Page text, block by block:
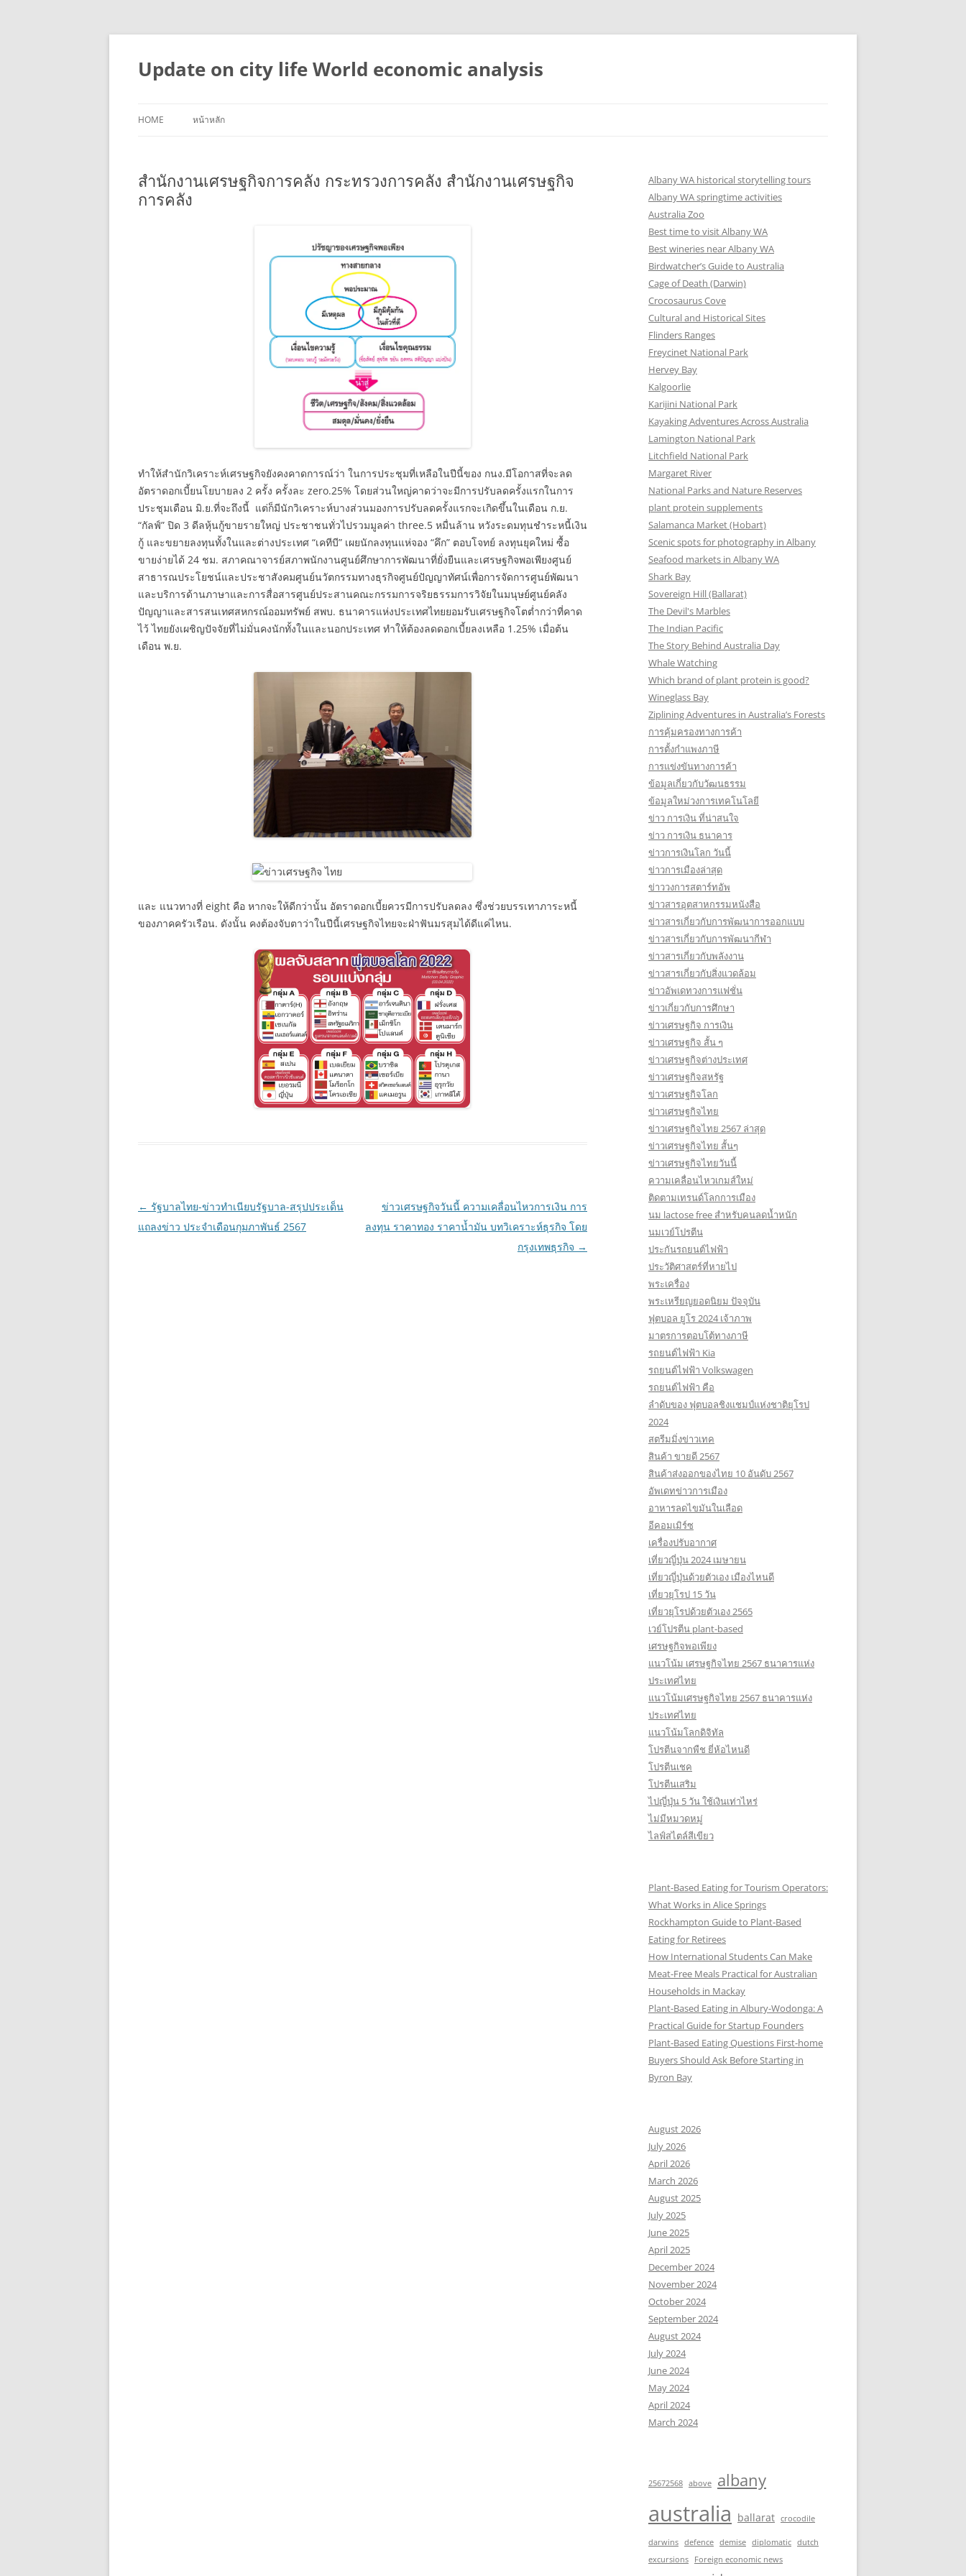
Skip
content
Update on city life World economic analysis
HOME หน้าหลัก
สำนักงานเศรษฐกิจการคลัง กระทรวงการคลัง สำนักงานเศรษฐกิจ
การคลัง
ทำให้สำนักวิเคราะห์เศรษฐกิจยังคงคาดการณ์ว่า ในการประชุมที่เหลือในปีนี้ของ กนง.มีโอกาสที่จะลด
อัตราดอกเบี้ยนโยบายลง 2 ครั้ง ครั้งละ zero.25% โดยส่วนใหญ่คาดว่าจะมีการปรับลดครั้งแรกในการ
ประชุมเดือน มิ.ย.ที่จะถึงนี้ แต่ก็มีนักวิเคราะห์บางส่วนมองการปรับลดครั้งแรกจะเกิดขึ้นในเดือน ก.ย.
“กัลฟ์” ปิด 3 ดีลหุ้นกู้ขายรายใหญ่ ประชาชนทั่วไปรวมมูลค่า three.5 หมื่นล้าน หวังระดมทุนชำระหนี้เงิน
กู้ และขยายลงทุนทั้งในและต่างประเทศ “เคทีบี” เผยนักลงทุนแห่จอง “คึก” ตอบโจทย์ ลงทุนยุคใหม่ ซื้อ
ขายง่ายได้ 24 ชม. สภาคณาจารย์สภาพนักงานศูนย์ศึกษาการพัฒนาที่ยั่งยืนและเศรษฐกิจพอเพียงศูนย์
สาธารณประโยชน์และประชาสังคมศูนย์นวัตกรรมทางธุรกิจศูนย์ปัญญาทัศน์เพื่อการจัดการศูนย์พัฒนา
และบริการด้านภาษาและการสื่อสารศูนย์ประสานคณะกรรมการจริยธรรมการวิจัยในมนุษย์ศูนย์คลัง
ปัญญาและสารสนเทศสหกรณ์ออมทรัพย์ สพบ. ธนาคารแห่งประเทศไทยยอมรับเศรษฐกิจโตต่ำกว่าที่คาด
ไว้ ไทยยังเผชิญปัจจัยที่ไม่มั่นคงนักทั้งในและนอกประเทศ ทำให้ต้องลดดอกเบี้ยลงเหลือ 1.25% เมื่อต้น
เดือน พ.ย.
และ แนวทางที่ eight คือ หากจะให้ดีกว่านั้น อัตราดอกเบี้ยควรมีการปรับลดลง ซึ่งช่วยบรรเทาภาระหนี้
ของภาคครัวเรือน. ดังนั้น คงต้องจับตาว่าในปีนี้เศรษฐกิจไทยจะฝ่าฟันมรสุมได้ดีแค่ไหน.
Post
navigation
← รัฐบาลไทย-ข่าวทำเนียบรัฐบาล-สรุปประเด็น
แถลงข่าว ประจำเดือนกุมภาพันธ์ 2567
ข่าวเศรษฐกิจวันนี้ ความเคลื่อนไหวการเงิน การ
ลงทุน ราคาทอง ราคาน้ำมัน บทวิเคราะห์ธุรกิจ โดย
กรุงเทพธุรกิจ →
Albany WA historical storytelling tours
Albany WA springtime activities
Australia Zoo
Best time to visit Albany WA
Best wineries near Albany WA
Birdwatcher’s Guide to Australia
Cage of Death (Darwin)
Crocosaurus Cove
Cultural and Historical Sites
Flinders Ranges
Freycinet National Park
Hervey Bay
Kalgoorlie
Karijini National Park
Kayaking Adventures Across Australia
Lamington National Park
Litchfield National Park
Margaret River
National Parks and Nature Reserves
plant protein supplements
Salamanca Market (Hobart)
Scenic spots for photography in Albany
Seafood markets in Albany WA
Shark Bay
Sovereign Hill (Ballarat)
The Devil's Marbles
The Indian Pacific
The Story Behind Australia Day
Whale Watching
Which brand of plant protein is good?
Wineglass Bay
Ziplining Adventures in Australia’s Forests
การคุ้มครองทางการค้า
การตั้งกำแพงภาษี
การแข่งขันทางการค้า
ข้อมูลเกี่ยวกับวัฒนธรรม
ข้อมูลใหม่วงการเทคโนโลยี
ข่าว การเงิน ที่น่าสนใจ
ข่าว การเงิน ธนาคาร
ข่าวการเงินโลก วันนี้
ข่าวการเมืองล่าสุด
ข่าววงการสตาร์ทอัพ
ข่าวสารอุตสาหกรรมหนังสือ
ข่าวสารเกี่ยวกับการพัฒนาการออกแบบ
ข่าวสารเกี่ยวกับการพัฒนากีฬา
ข่าวสารเกี่ยวกับพลังงาน
ข่าวสารเกี่ยวกับสิ่งแวดล้อม
ข่าวอัพเดทวงการแฟชั่น
ข่าวเกี่ยวกับการศึกษา
ข่าวเศรษฐกิจ การเงิน
ข่าวเศรษฐกิจ สั้น ๆ
ข่าวเศรษฐกิจต่างประเทศ
ข่าวเศรษฐกิจสหรัฐ
ข่าวเศรษฐกิจโลก
ข่าวเศรษฐกิจไทย
ข่าวเศรษฐกิจไทย 2567 ล่าสุด
ข่าวเศรษฐกิจไทย สั้นๆ
ข่าวเศรษฐกิจไทยวันนี้
ความเคลื่อนไหวเกมส์ใหม่
ติดตามเทรนด์โลกการเมือง
นม lactose free สำหรับคนลดน้ำหนัก
นมเวย์โปรตีน
ประกันรถยนต์ไฟฟ้า
ประวัติศาสตร์ที่หายไป
พระเครื่อง
พระเหรียญยอดนิยม ปัจจุบัน
ฟุตบอล ยูโร 2024 เจ้าภาพ
มาตรการตอบโต้ทางภาษี
รถยนต์ไฟฟ้า Kia
รถยนต์ไฟฟ้า Volkswagen
รถยนต์ไฟฟ้า คือ
ลำดับของ ฟุตบอลชิงแชมป์แห่งชาติยุโรป
2024
สตรีมมิ่งข่าวเทค
สินค้า ขายดี 2567
สินค้าส่งออกของไทย 10 อันดับ 2567
อัพเดทข่าวการเมือง
อาหารลดไขมันในเลือด
อีคอมเมิร์ซ
เครื่องปรับอากาศ
เที่ยวญี่ปุ่น 2024 เมษายน
เที่ยวญี่ปุ่นด้วยตัวเอง เมืองไหนดี
เที่ยวยุโรป 15 วัน
เที่ยวยุโรปด้วยตัวเอง 2565
เวย์โปรตีน plant-based
เศรษฐกิจพอเพียง
แนวโน้ม เศรษฐกิจไทย 2567 ธนาคารแห่ง
ประเทศไทย
แนวโน้มเศรษฐกิจไทย 2567 ธนาคารแห่ง
ประเทศไทย
แนวโน้มโลกดิจิทัล
โปรตีนจากพืช ยี่ห้อไหนดี
โปรตีนเชค
โปรตีนเสริม
ไปญี่ปุ่น 5 วัน ใช้เงินเท่าไหร่
ไม่มีหมวดหมู่
ไลฟ์สไตล์สีเขียว
Plant-Based Eating for Tourism Operators:
What Works in Alice Springs
Rockhampton Guide to Plant-Based
Eating for Retirees
How International Students Can Make
Meat-Free Meals Practical for Australian
Households in Mackay
Plant-Based Eating in Albury-Wodonga: A
Practical Guide for Startup Founders
Plant-Based Eating Questions First-home
Buyers Should Ask Before Starting in
Byron Bay
August 2026
July 2026
April 2026
March 2026
August 2025
July 2025
June 2025
April 2025
December 2024
November 2024
October 2024
September 2024
August 2024
July 2024
June 2024
May 2024
April 2024
March 2024
25672568 above albany
australia ballarat crocodile
darwins defence demise diplomatic dutch
excursions
Foreign economic news